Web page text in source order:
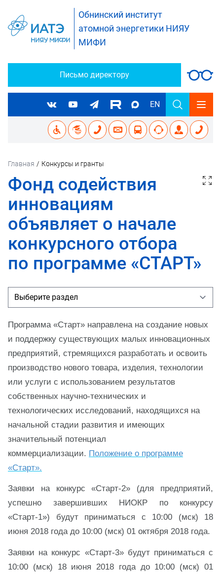
Обнинский институт
атомной энергетики НИЯУ
МИФИ
Письмо директору
EN
Главная / Конкурсы и гранты
Фонд содействия
инновациям
объявляет о начале
конкурсного отбора
по программе «СТАРТ»
Программа «Старт» направлена на создание новых
и поддержку существующих малых инновационных
предприятий, стремящихся разработать и освоить
производство нового товара, изделия, технологии
или услуги с использованием результатов
собственных научно-технических и
технологических исследований, находящихся на
начальной стадии развития и имеющих
значительный потенциал
коммерциализации. Положение о программе
«Старт».
Заявки на конкурс «Старт-2» (для предприятий,
успешно завершивших НИОКР по конкурсу
«Старт-1») будут приниматься с 10:00 (мск) 18
июня 2018 года до 10:00 (мск) 01 октября 2018 года.
Заявки на конкурс «Старт-3» будут приниматься с
10:00 (мск) 18 июня 2018 года до 10:00 (мск) 01